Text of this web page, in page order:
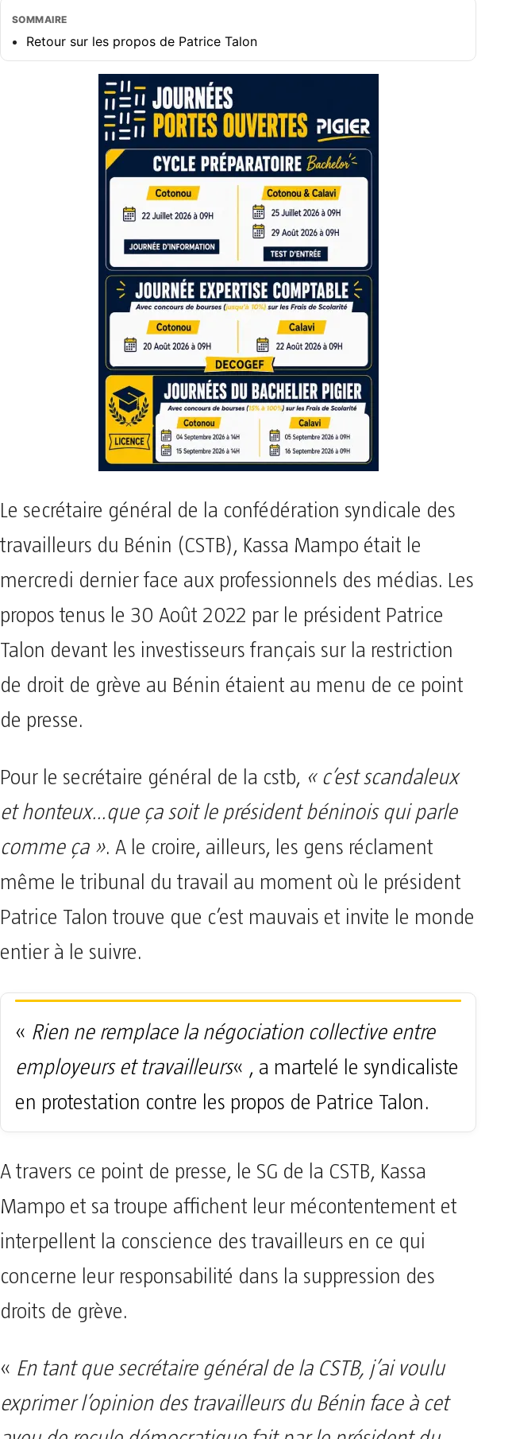
SOMMAIRE
Retour sur les propos de Patrice Talon
Le secrétaire général de la confédération syndicale des
travailleurs du Bénin (CSTB), Kassa Mampo était le
mercredi dernier face aux professionnels des médias. Les
propos tenus le 30 Août 2022 par le président Patrice
Talon devant les investisseurs français sur la restriction
de droit de grève au Bénin étaient au menu de ce point
de presse.
Pour le secrétaire général de la cstb, « c’est scandaleux
et honteux…que ça soit le président béninois qui parle
comme ça ». A le croire, ailleurs, les gens réclament
même le tribunal du travail au moment où le président
Patrice Talon trouve que c’est mauvais et invite le monde
entier à le suivre.
« Rien ne remplace la négociation collective entre
employeurs et travailleurs« , a martelé le syndicaliste
en protestation contre les propos de Patrice Talon.
A travers ce point de presse, le SG de la CSTB, Kassa
Mampo et sa troupe affichent leur mécontentement et
interpellent la conscience des travailleurs en ce qui
concerne leur responsabilité dans la suppression des
droits de grève.
« En tant que secrétaire général de la CSTB, j’ai voulu
exprimer l’opinion des travailleurs du Bénin face à cet